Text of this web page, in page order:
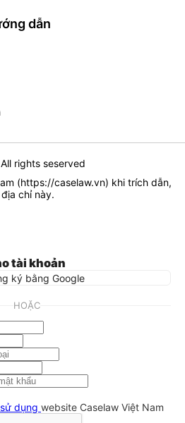
dẫn
rights seserved
(https://caselaw.vn) khi trích dẫn,
chỉ này.
tài khoản
ký bằng Google
HOẶC
dụng website Caselaw Việt Nam